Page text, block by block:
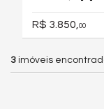
R$ 3.850, 00
3 imóveis